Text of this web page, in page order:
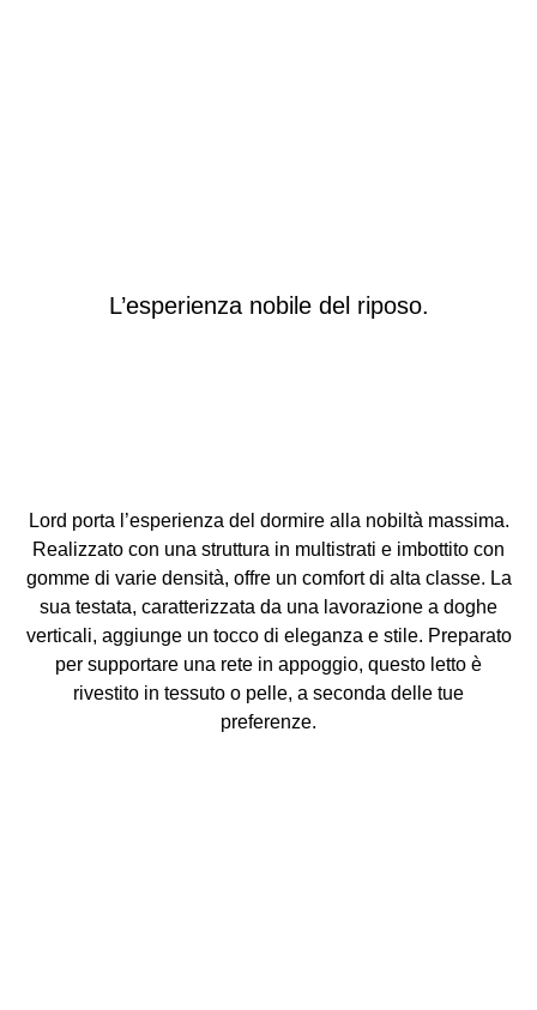
L’esperienza nobile del riposo.
Lord porta l’esperienza del dormire alla nobiltà massima.
Realizzato con una struttura in multistrati e imbottito con
gomme di varie densità, offre un comfort di alta classe. La
sua testata, caratterizzata da una lavorazione a doghe
verticali, aggiunge un tocco di eleganza e stile. Preparato
per supportare una rete in appoggio, questo letto è
rivestito in tessuto o pelle, a seconda delle tue
preferenze.